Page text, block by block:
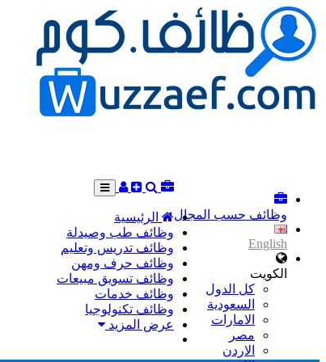
وظائف حسب المجال
English
الكويت
كل الدول
السعودية
الامارات
مصر
الاردن
الرئيسية
وظائف طب وصيدلة
وظائف تدريس وتعليم
وظائف حرف ومهن
وظائف تسويق مبيعات
وظائف خدمات
وظائف تكنولوجيا
عرض المزيد